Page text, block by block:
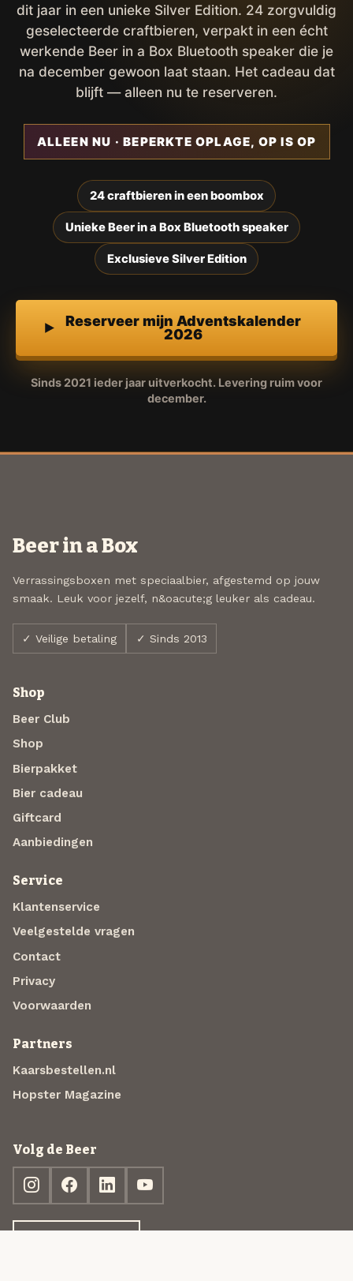
dit jaar in een unieke Silver Edition. 24 zorgvuldig
geselecteerde craftbieren, verpakt in een écht
werkende Beer in a Box Bluetooth speaker die je
na december gewoon laat staan. Het cadeau dat
blijft — alleen nu te reserveren.
ALLEEN NU · BEPERKTE OPLAGE, OP IS OP
24 craftbieren in een boombox
Unieke Beer in a Box Bluetooth speaker
Exclusieve Silver Edition
Reserveer mijn Adventskalender
2026
Sinds 2021 ieder jaar uitverkocht. Levering ruim voor
december.
Beer in a Box
Verrassingsboxen met speciaalbier, afgestemd op jouw
smaak. Leuk voor jezelf, n&oacute;g leuker als cadeau.
✓ Veilige betaling ✓ Sinds 2013
Shop
Beer Club
Shop
Bierpakket
Bier cadeau
Giftcard
Aanbiedingen
Service
Klantenservice
Veelgestelde vragen
Contact
Privacy
Voorwaarden
Partners
Kaarsbestellen.nl
Hopster Magazine
Volg de Beer